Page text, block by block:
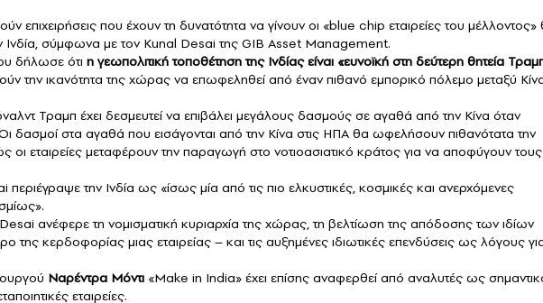
επιχειρήσεις που έχουν τη δυνατότητα να γίνουν οι «blue chip εταιρείες του μέλλοντος»
Ινδία, σύμφωνα με τον Kunal Desai της GIB Asset Management.
δήλωσε ότι η γεωπολιτική τοποθέτηση της Ινδίας είναι «ευνοϊκή στη δεύτερη θητεία
την ικανότητα της χώρας να επωφεληθεί από έναν πιθανό εμπορικό πόλεμο μεταξύ
Τραμπ έχει δεσμευτεί να επιβάλει μεγάλους δασμούς σε αγαθά από την Κίνα όταν
δασμοί στα αγαθά που εισάγονται από την Κίνα στις ΗΠΑ θα ωφελήσουν πιθανότατα την
οι εταιρείες μεταφέρουν την παραγωγή στο νοτιοασιατικό κράτος για να αποφύγουν τους
περιέγραψε την Ινδία ως «ίσως μία από τις πιο ελκυστικές, κοσμικές και ανερχόμενες
ανέφερε τη νομισματική κυριαρχία της χώρας, τη βελτίωση της απόδοσης των ιδίων
της κερδοφορίας μιας εταιρείας – και τις αυξημένες ιδιωτικές επενδύσεις ως λόγους
Ναρέντρα Μόντι «Make in India» έχει επίσης αναφερθεί από αναλυτές ως
εταιρείες.